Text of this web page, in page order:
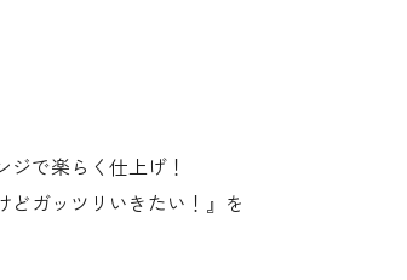
ジで楽らく仕上げ！
どガッツリいきたい！』を